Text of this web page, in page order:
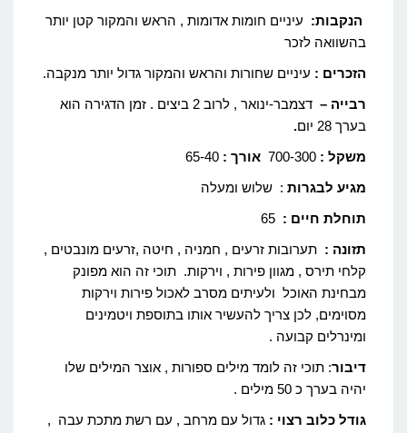
הנקבות: עיניים חומות אדומות , הראש והמקור קטן יותר
בהשוואה לזכר
הזכרים : עיניים שחורות והראש והמקור גדול יותר מנקבה.
רבייה –
דצמבר-ינואר , לרוב 2 ביצים . זמן הדגירה הוא
בערך 28 יום
.
משקל : 700-300 אורך : 65-40
מגיע לבגרות : שלוש ומעלה
תוחלת חיים : 65
תזונה : תערובות זרעים , חמניה , חיטה ,זרעים מונבטים ,
קלחי תירס , מגוון פירות , וירקות. תוכי זה הוא מפונק
מבחינת האוכל ולעיתים מסרב לאכול פירות וירקות
מסוימים, לכן צריך להעשיר אותו בתוספת ויטמינים
ומינרלים קבועה .
דיבור: תוכי זה לומד מילים ספורות , אוצר המילים שלו
יהיה בערך כ 50 מילים .
גודל כלוב רצוי : גדול עם מרחב , עם רשת מתכת עבה ,